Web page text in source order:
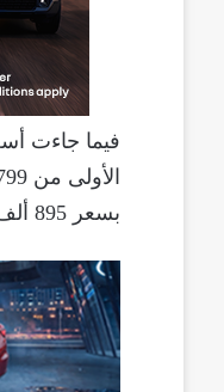
بسعر 895 ألف جنيه، والفئة الخامسة بسعر 930 ألف جنيه